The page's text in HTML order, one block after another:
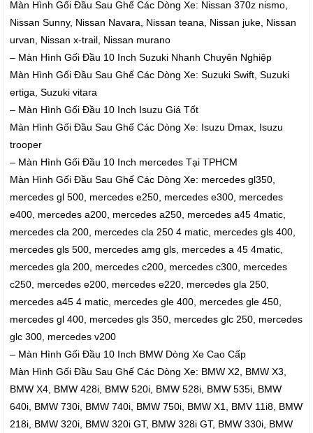
Màn Hình Gối Đầu Sau Ghế Các Dòng Xe: Nissan 370z nismo,
Nissan Sunny, Nissan Navara, Nissan teana, Nissan juke, Nissan
urvan, Nissan x-trail, Nissan murano
– Màn Hình Gối Đầu 10 Inch Suzuki Nhanh Chuyên Nghiệp
Màn Hình Gối Đầu Sau Ghế Các Dòng Xe: Suzuki Swift, Suzuki
ertiga, Suzuki vitara
– Màn Hình Gối Đầu 10 Inch Isuzu Giá Tốt
Màn Hình Gối Đầu Sau Ghế Các Dòng Xe: Isuzu Dmax, Isuzu
trooper
– Màn Hình Gối Đầu 10 Inch mercedes Tại TPHCM
Màn Hình Gối Đầu Sau Ghế Các Dòng Xe: mercedes gl350,
mercedes gl 500, mercedes e250, mercedes e300, mercedes
e400, mercedes a200, mercedes a250, mercedes a45 4matic,
mercedes cla 200, mercedes cla 250 4 matic, mercedes gls 400,
mercedes gls 500, mercedes amg gls, mercedes a 45 4matic,
mercedes gla 200, mercedes c200, mercedes c300, mercedes
c250, mercedes e200, mercedes e220, mercedes gla 250,
mercedes a45 4 matic, mercedes gle 400, mercedes gle 450,
mercedes gl 400, mercedes gls 350, mercedes glc 250, mercedes
glc 300, mercedes v200
– Màn Hình Gối Đầu 10 Inch BMW Dòng Xe Cao Cấp
Màn Hình Gối Đầu Sau Ghế Các Dòng Xe: BMW X2, BMW X3,
BMW X4, BMW 428i, BMW 520i, BMW 528i, BMW 535i, BMW
640i, BMW 730i, BMW 740i, BMW 750i, BMW X1, BMV 11i8, BMW
218i, BMW 320i, BMW 320i GT, BMW 328i GT, BMW 330i, BMW